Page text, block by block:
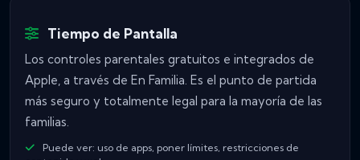
Tiempo de Pantalla
Los controles parentales gratuitos e integrados de
Apple, a través de En Familia. Es el punto de partida
más seguro y totalmente legal para la mayoría de las
familias.
Puede ver: uso de apps, poner límites, restricciones de